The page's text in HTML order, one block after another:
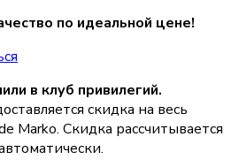
по идеальной цене!
в клуб привилегий.
скидка на весь
Marko. Скидка рассчитывается